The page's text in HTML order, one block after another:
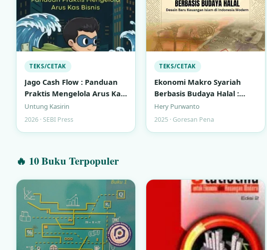
TEKS/CETAK
Jago Cash Flow : Panduan
Praktis Mengelola Arus Kas
Bisnis
Untung Kasirin
2026 · SEBI Press
TEKS/CETAK
Ekonomi Makro Syariah
Berbasis Budaya Halal :
Desain Baru Keuangan
Islam di Indonesia Modern
Hery Purwanto
2025 · Goresan Pena
🔥 10 Buku Terpopuler